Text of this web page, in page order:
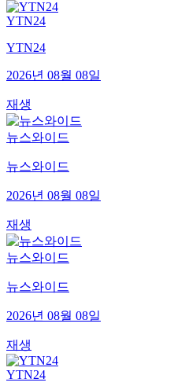
YTN24
YTN24
2026년 08월 08일
재생
뉴스와이드
뉴스와이드
2026년 08월 08일
재생
뉴스와이드
뉴스와이드
2026년 08월 08일
재생
YTN24